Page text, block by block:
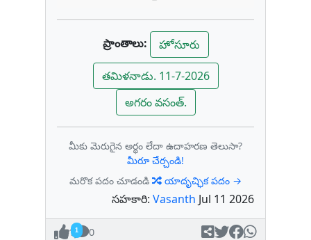
ప్రాంతాలు: హోసూరు
తమిళనాడు. 11-7-2026
అగరం వసంత్.
మీకు మెరుగైన అర్థం లేదా ఉదాహరణ తెలుసా?
మీరూ చేర్చండి!
మరొక పదం చూడండి
యాదృచ్ఛిక పదం →
సహకారి: Vasanth Jul 11 2026
1 0